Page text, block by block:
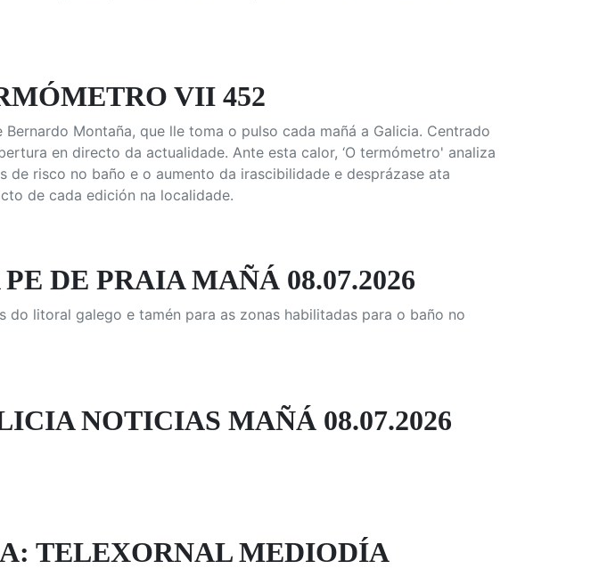
VII 452
Montaña, que lle toma o pulso cada mañá a Galicia. Centrado
en directo da actualidade. Ante esta calor, ‘O termómetro' analiza
risco no baño e o aumento da irascibilidade e desprázase ata
de cada edición na localidade.
DE PRAIA MAÑÁ 08.07.2026
litoral galego e tamén para as zonas habilitadas para o baño no
NOTICIAS MAÑÁ 08.07.2026
TELEXORNAL MEDIODÍA